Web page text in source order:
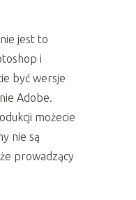
jest to
i
być wersje
Adobe.
możecie
nie są
prowadzący